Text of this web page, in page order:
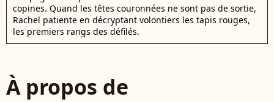
copines. Quand les têtes couronnées ne sont pas de sortie,
Rachel patiente en décryptant volontiers les tapis rouges,
les premiers rangs des défilés.
À propos de